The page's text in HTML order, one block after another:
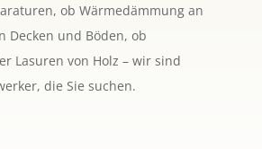
ob Wärmedämmung an
Decken und Böden, ob
Lasuren von Holz – wir sind
die Sie suchen.